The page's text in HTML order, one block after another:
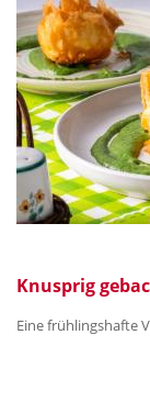
Knusprig
Eine frühlingshafte